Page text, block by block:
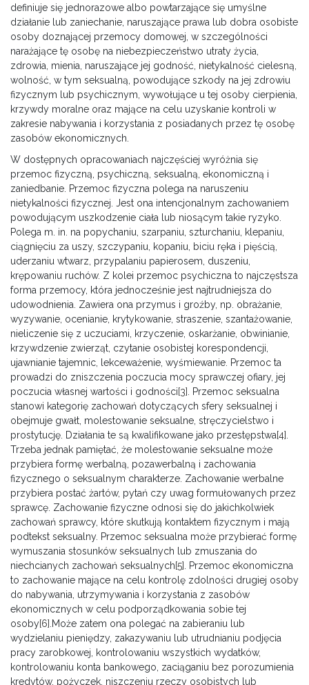
definiuje się jednorazowe albo powtarzające się umyślne
działanie lub zaniechanie, naruszające prawa lub dobra osobiste
osoby doznającej przemocy domowej, w szczególności
narażające tę osobę na niebezpieczeństwo utraty życia,
zdrowia, mienia, naruszające jej godność, nietykalność cielesną,
wolność, w tym seksualną, powodujące szkody na jej zdrowiu
fizycznym lub psychicznym, wywołujące u tej osoby cierpienia,
krzywdy moralne oraz mające na celu uzyskanie kontroli w
zakresie nabywania i korzystania z posiadanych przez tę osobę
zasobów ekonomicznych.
W dostępnych opracowaniach najczęściej wyróżnia się
przemoc fizyczną, psychiczną, seksualną, ekonomiczną i
zaniedbanie. Przemoc fizyczna polega na naruszeniu
nietykalności fizycznej. Jest ona intencjonalnym zachowaniem
powodującym uszkodzenie ciała lub niosącym takie ryzyko.
Polega m. in. na popychaniu, szarpaniu, szturchaniu, klepaniu,
ciągnięciu za uszy, szczypaniu, kopaniu, biciu ręka i pięścią,
uderzaniu wtwarz, przypalaniu papierosem, duszeniu,
krępowaniu ruchów. Z kolei przemoc psychiczna to najczęstsza
forma przemocy, która jednocześnie jest najtrudniejsza do
udowodnienia. Zawiera ona przymus i groźby, np. obrażanie,
wyzywanie, ocenianie, krytykowanie, straszenie, szantażowanie,
nieliczenie się z uczuciami, krzyczenie, oskarżanie, obwinianie,
krzywdzenie zwierząt, czytanie osobistej korespondencji,
ujawnianie tajemnic, lekceważenie, wyśmiewanie. Przemoc ta
prowadzi do zniszczenia poczucia mocy sprawczej ofiary, jej
poczucia własnej wartości i godności[3]. Przemoc seksualna
stanowi kategorię zachowań dotyczących sfery seksualnej i
obejmuje gwałt, molestowanie seksualne, stręczycielstwo i
prostytucję. Działania te są kwalifikowane jako przestępstwa[4].
Trzeba jednak pamiętać, że molestowanie seksualne może
przybiera formę werbalną, pozawerbalną i zachowania
fizycznego o seksualnym charakterze. Zachowanie werbalne
przybiera postać żartów, pytań czy uwag formułowanych przez
sprawcę. Zachowanie fizyczne odnosi się do jakichkolwiek
zachowań sprawcy, które skutkują kontaktem fizycznym i mają
podtekst seksualny. Przemoc seksualna może przybierać formę
wymuszania stosunków seksualnych lub zmuszania do
niechcianych zachowań seksualnych[5]. Przemoc ekonomiczna
to zachowanie mające na celu kontrolę zdolności drugiej osoby
do nabywania, utrzymywania i korzystania z zasobów
ekonomicznych w celu podporządkowania sobie tej
osoby[6].Może zatem ona polegać na zabieraniu lub
wydzielaniu pieniędzy, zakazywaniu lub utrudnianiu podjęcia
pracy zarobkowej, kontrolowaniu wszystkich wydatków,
kontrolowaniu konta bankowego, zaciąganiu bez porozumienia
kredytów, pożyczek, niszczeniu rzeczy osobistych lub